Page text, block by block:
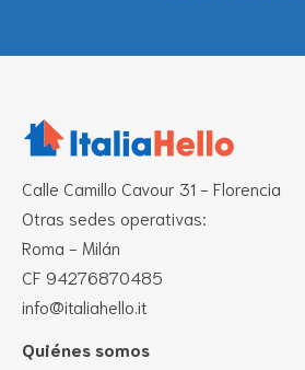
Calle Camillo Cavour 31 - Florencia
Otras sedes operativas:
Roma - Milán
CF 94276870485
info@italiahello.it
Quiénes somos